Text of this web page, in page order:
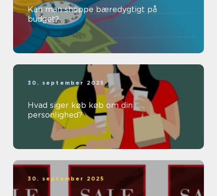
Kan man shoppe bæredygtigt på
budget?
30. september 2025
Hvad siger køb køb om din
personlighed?
30. september 2025